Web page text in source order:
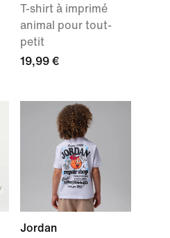
T-shirt à imprimé
animal pour tout-
petit
19,99 €
Jordan